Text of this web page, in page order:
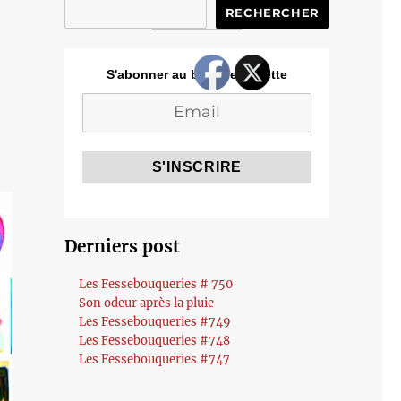
RECHERCHER
S'abonner au blog de Cozette
Derniers post
Les Fessebouqueries # 750
Son odeur après la pluie
Les Fessebouqueries #749
Les Fessebouqueries #748
Les Fessebouqueries #747